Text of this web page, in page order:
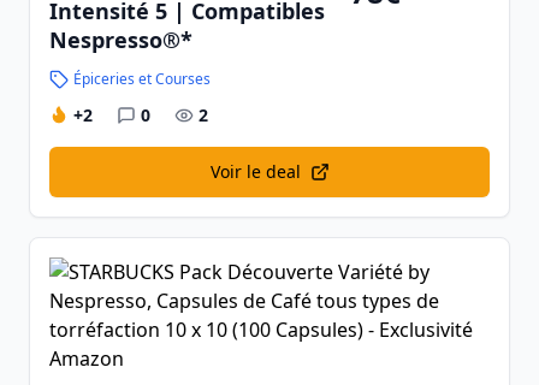
Intensité 5 | Compatibles
Nespresso®*
Épiceries et Courses
+2 0 2
Voir le deal